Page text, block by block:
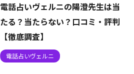
電話占いヴェルニの陽澄先生は当
たる？当たらない？口コミ・評判
【徹底調査】
電話占いヴェルニ